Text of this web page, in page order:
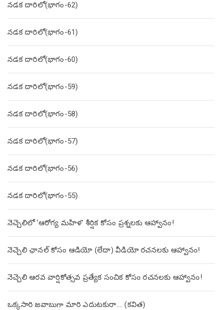
నడక దారిలో(భాగం-62)
నడక దారిలో(భాగం-61)
నడక దారిలో(భాగం-60)
నడక దారిలో(భాగం-59)
నడక దారిలో(భాగం-58)
నడక దారిలో(భాగం-57)
నడక దారిలో(భాగం-56)
నడక దారిలో(భాగం-55)
నెచ్చెలిలో ‘ఆరోగ్య మహిళ’ శీర్షిక కోసం ప్రశ్నలకు ఆహ్వానం!
నెచ్చెలి ఛానల్ కోసం ఆడియో (లేదా) వీడియో రచనలకు ఆహ్వానం!
నెచ్చెలి ఆరవ వార్షికోత్సవ ప్రత్యేక సంచిక కోసం రచనలకు ఆహ్వానం!
ఒక్కసారి జవాబుగా మారి ఎదుటకురా…. (కవిత)